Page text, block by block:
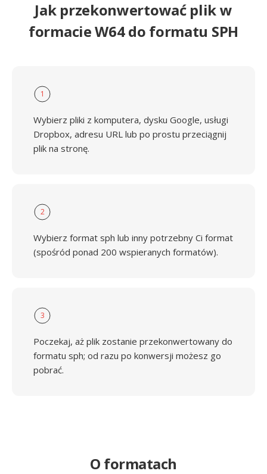
Jak przekonwertować plik w
formacie W64 do formatu SPH
1
Wybierz pliki z komputera, dysku Google, usługi
Dropbox, adresu URL lub po prostu przeciągnij
plik na stronę.
2
Wybierz format sph lub inny potrzebny Ci format
(spośród ponad 200 wspieranych formatów).
3
Poczekaj, aż plik zostanie przekonwertowany do
formatu sph; od razu po konwersji możesz go
pobrać.
O formatach